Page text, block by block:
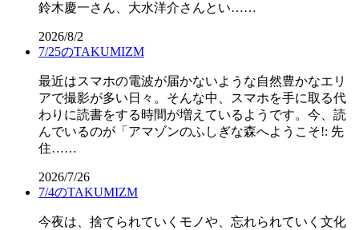
鈴木慶一さん、大水洋介さんとい……
2026/8/2
7/25のTAKUMIZM
最近はスマホの電波が届かないような自然豊かなエリ
アで撮影が多い日々。そんな中、スマホを手に取る代
わりに読書をする時間が増えているようです。今、読
んでいるのが「アマゾンのふしぎな森へようこそ!: 先
住……
2026/7/26
7/4のTAKUMIZM
今夜は、捨てられていくモノや、忘れられていく文化